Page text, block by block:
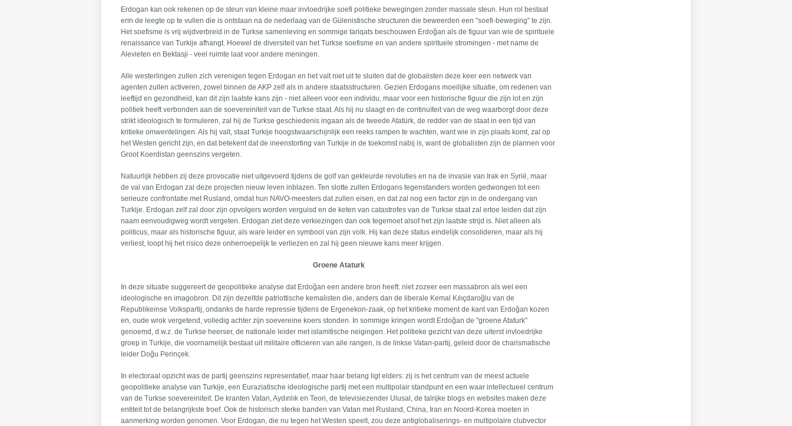
Erdogan kan ook rekenen op de steun van kleine maar invloedrijke soefi politieke bewegingen zonder massale steun. Hun rol bestaat
erin de leegte op te vullen die is ontstaan na de nederlaag van de Gülenistische structuren die beweerden een "soefi-beweging" te zijn.
Het soefisme is vrij wijdverbreid in de Turkse samenleving en sommige tariqats beschouwen Erdoğan als de figuur van wie de spirituele
renaissance van Turkije afhangt. Hoewel de diversiteit van het Turkse soefisme en van andere spirituele stromingen - met name de
Alevieten en Bektasji - veel ruimte laat voor andere meningen.
Alle westerlingen zullen zich verenigen tegen Erdogan en het valt niet uit te sluiten dat de globalisten deze keer een netwerk van
agenten zullen activeren, zowel binnen de AKP zelf als in andere staatsstructuren. Gezien Erdogans moeilijke situatie, om redenen van
leeftijd en gezondheid, kan dit zijn laatste kans zijn - niet alleen voor een individu, maar voor een historische figuur die zijn lot en zijn
politiek heeft verbonden aan de soevereiniteit van de Turkse staat. Als hij nu slaagt en de continuïteit van de weg waarborgt door deze
strikt ideologisch te formuleren, zal hij de Turkse geschiedenis ingaan als de tweede Atatürk, de redder van de staat in een tijd van
kritieke omwentelingen. Als hij valt, staat Turkije hoogstwaarschijnlijk een reeks rampen te wachten, want wie in zijn plaats komt, zal op
het Westen gericht zijn, en dat betekent dat de ineenstorting van Turkije in de toekomst nabij is, want de globalisten zijn de plannen voor
Groot Koerdistan geenszins vergeten.
Natuurlijk hebben zij deze provocatie niet uitgevoerd tijdens de golf van gekleurde revoluties en na de invasie van Irak en Syrië, maar
de val van Erdogan zal deze projecten nieuw leven inblazen. Ten slotte zullen Erdogans tegenstanders worden gedwongen tot een
serieuze confrontatie met Rusland, omdat hun NAVO-meesters dat zullen eisen, en dat zal nog een factor zijn in de ondergang van
Turkije. Erdogan zelf zal door zijn opvolgers worden verguisd en de keten van catastrofes van de Turkse staat zal ertoe leiden dat zijn
naam eenvoudigweg wordt vergeten. Erdogan ziet deze verkiezingen dan ook tegemoet alsof het zijn laatste strijd is. Niet alleen als
politicus, maar als historische figuur, als ware leider en symbool van zijn volk. Hij kan deze status eindelijk consolideren, maar als hij
verliest, loopt hij het risico deze onherroepelijk te verliezen en zal hij geen nieuwe kans meer krijgen.
Groene Ataturk
In deze situatie suggereert de geopolitieke analyse dat Erdoğan een andere bron heeft: niet zozeer een massabron als wel een
ideologische en imagobron. Dit zijn dezelfde patriottische kemalisten die, anders dan de liberale Kemal Kılıçdaroğlu van de
Republikeinse Volkspartij, ondanks de harde repressie tijdens de Ergenekon-zaak, op het kritieke moment de kant van Erdoğan kozen
en, oude wrok vergetend, volledig achter zijn soevereine koers stonden. In sommige kringen wordt Erdoğan de "groene Ataturk"
genoemd, d.w.z. de Turkse heerser, de nationale leider met islamitische neigingen. Het politieke gezicht van deze uiterst invloedrijke
groep in Turkije, die voornamelijk bestaat uit militaire officieren van alle rangen, is de linkse Vatan-partij, geleid door de charismatische
leider Doğu Perinçek.
In electoraal opzicht was de partij geenszins representatief, maar haar belang ligt elders: zij is het centrum van de meest actuele
geopolitieke analyse van Turkije, een Euraziatische ideologische partij met een multipolair standpunt en een waar intellectueel centrum
van de Turkse soevereiniteit. De kranten Vatan, Aydınlık en Teori, de televisiezender Ulusal, de talrijke blogs en websites maken deze
entiteit tot de belangrijkste troef. Ook de historisch sterke banden van Vatan met Rusland, China, Iran en Noord-Korea moeten in
aanmerking worden genomen. Voor Erdogan, die nu tegen het Westen speelt, zou deze antiglobaliserings- en multipolaire clubvector